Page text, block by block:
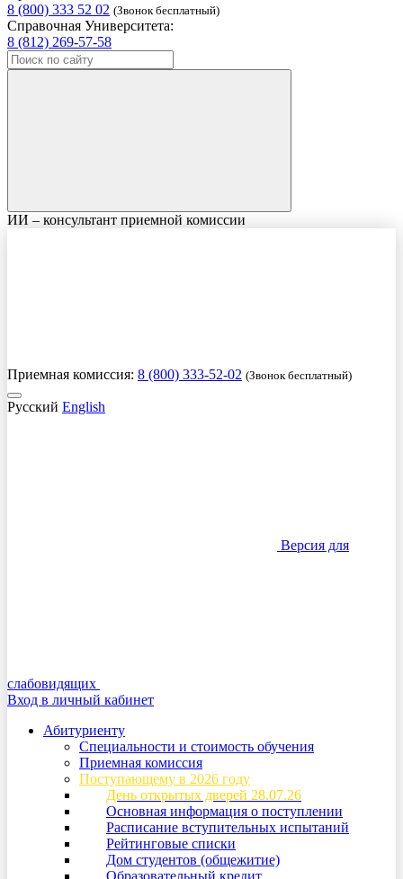
8 (800) 333 52 02 (Звонок бесплатный)
Справочная Университета:
8 (812) 269-57-58
ИИ – консультант приемной комиссии
Приемная комиссия: 8 (800) 333-52-02 (Звонок бесплатный)
Русский English
Версия для
слабовидящих
Вход в личный кабинет
Абитуриенту
Специальности и стоимость обучения
Приемная комиссия
Поступающему в 2026 году
День открытых дверей 28.07.26
Основная информация о поступлении
Расписание вступительных испытаний
Рейтинговые списки
Дом студентов (общежитие)
Образовательный кредит